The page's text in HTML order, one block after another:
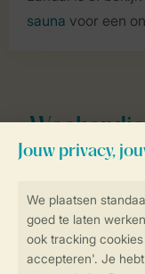
sauna voor een
Schud de
water op, 's
Verken de
surfles op de